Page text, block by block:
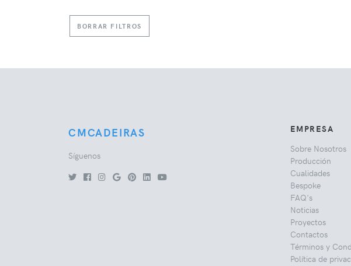
BORRAR FILTROS
CMCADEIRAS
Síguenos
EMPRESA
Sobre Nosotros
Producción
Cualidades
Bespoke
FAQ's
Noticias
Proyectos
Contactos
Términos y
Política de